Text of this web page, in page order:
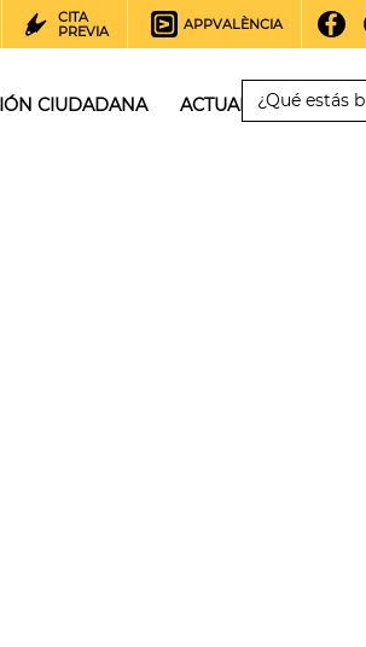
CITA
PREVIA
APPVALÈNCIA
CIUDADANA ACTUALIDAD